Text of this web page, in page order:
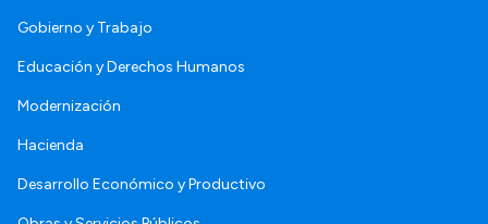
Gobierno y Trabajo
Educación y Derechos Humanos
Modernización
Hacienda
Desarrollo Económico y Productivo